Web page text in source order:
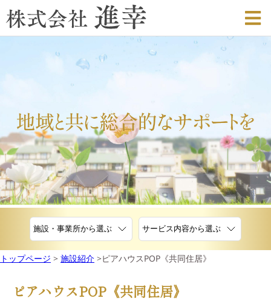
トップページ 施設紹介 ピアハウスPOP《共同住居》
ピアハウスPOP《共同住居》